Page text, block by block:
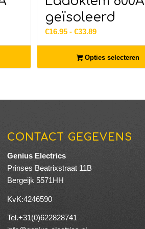
geïsoleerd
€16.95 - €33.89Prijsklasse:
tot
€33.89
Opties selecteren
CONTACT GEGEVENS
Genius Electrics
Prinses Beatrixstraat 11B
Bergeijk 5571HH
KvK:4246590
Tel.+31(0)622828741